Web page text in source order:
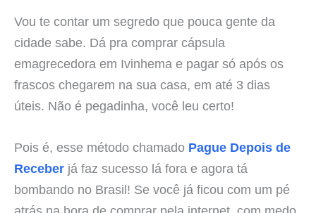
Vou te contar um segredo que pouca gente da
cidade sabe. Dá pra comprar cápsula
emagrecedora em Ivinhema e pagar só após os
frascos chegarem na sua casa, em até 3 dias
úteis. Não é pegadinha, você leu certo!
Pois é, esse método chamado Pague Depois de
Receber já faz sucesso lá fora e agora tá
bombando no Brasil! Se você já ficou com um pé